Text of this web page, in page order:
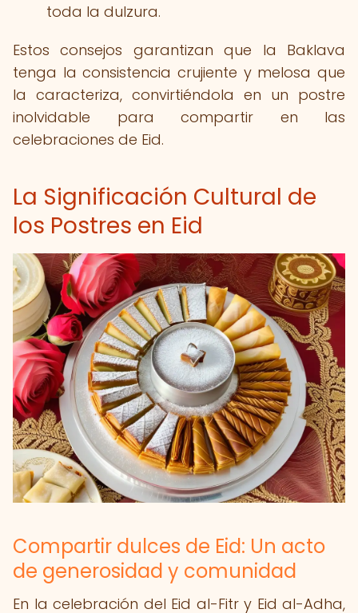
toda la dulzura.
Estos consejos garantizan que la Baklava
tenga la consistencia crujiente y melosa que
la caracteriza, convirtiéndola en un postre
inolvidable para compartir en las
celebraciones de Eid.
La Significación Cultural de
los Postres en Eid
Compartir dulces de Eid: Un acto
de generosidad y comunidad
En la celebración del Eid al-Fitr y Eid al-Adha,